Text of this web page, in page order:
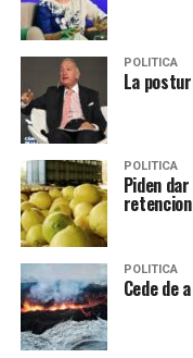
POLITICA
La
POLITICA
Piden
POLITICA
Cede de